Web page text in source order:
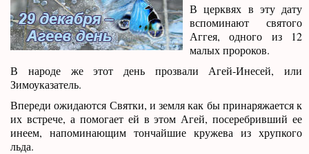
В церквях в эту дату
вспоминают святого
Аггея, одного из 12
малых пророков.
В народе же этот день прозвали Агей-Инесей, или
Зимоуказатель.
Впереди ожидаются Святки, и земля как бы принаряжается к
их встрече, а помогает ей в этом Агей, посеребривший ее
инеем, напоминающим тончайшие кружева из хрупкого
льда.